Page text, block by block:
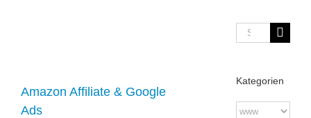
Amazon Affiliate & Google
Ads
Suche
Kategorien
Kategorien